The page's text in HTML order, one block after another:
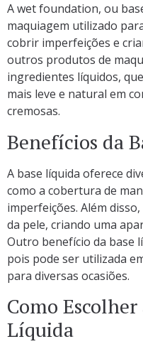
A wet foundation, ou
maquiagem utilizado
cobrir imperfeições e
outros produtos de
ingredientes líquidos,
mais leve e natural em
cremosas.
Benefícios da
A base líquida oferece
como a cobertura de
imperfeições. Além
da pele, criando uma
Outro benefício da base
pois pode ser utilizada
para diversas ocasiões.
Como
Líquida